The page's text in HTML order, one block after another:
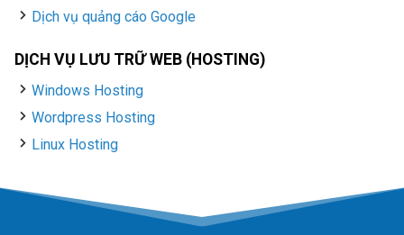
Dịch vụ quảng cáo Google
DỊCH VỤ LƯU TRỮ WEB (HOSTING)
Windows Hosting
Wordpress Hosting
Linux Hosting